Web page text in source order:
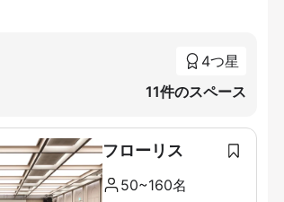
4つ星
11件のスペース
フローリス
50~160名